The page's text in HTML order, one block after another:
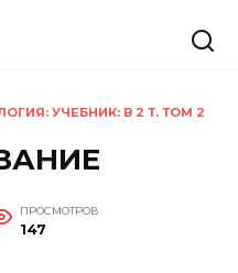
УЧЕБНИК: В 2 Т. ТОМ 2
ПРОСМОТРОВ
147